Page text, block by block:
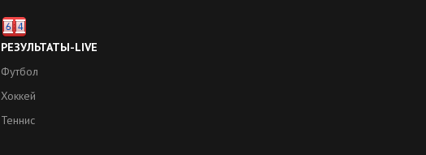
РЕЗУЛЬТАТЫ-LIVE
Футбол
Хоккей
Теннис